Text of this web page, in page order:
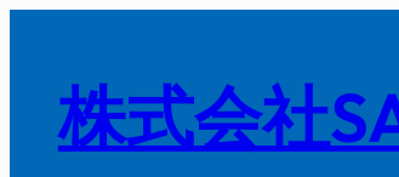
株式会社